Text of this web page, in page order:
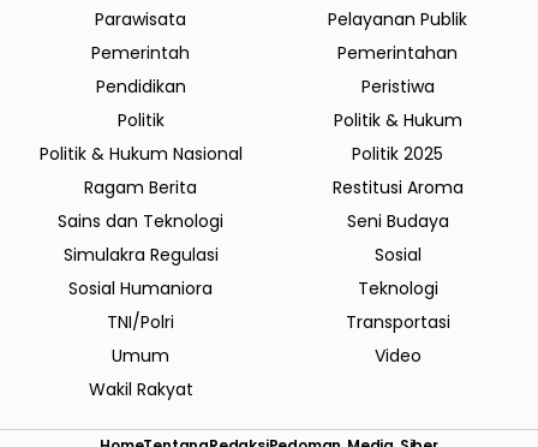
Parawisata
Pelayanan Publik
Pemerintah
Pemerintahan
Pendidikan
Peristiwa
Politik
Politik & Hukum
Politik & Hukum Nasional
Politik 2025
Ragam Berita
Restitusi Aroma
Sains dan Teknologi
Seni Budaya
Simulakra Regulasi
Sosial
Sosial Humaniora
Teknologi
TNI/Polri
Transportasi
Umum
Video
Wakil Rakyat